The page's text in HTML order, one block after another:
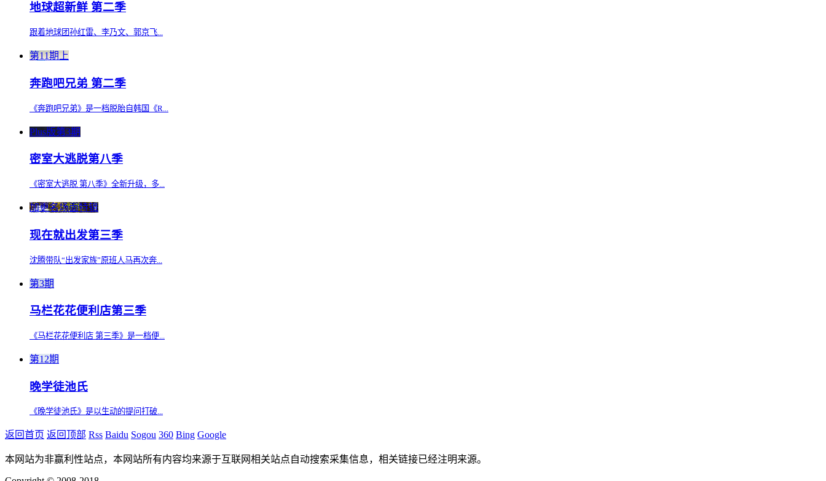
地球超新鲜 第二季
跟着地球团孙红雷、李乃文、郭京飞...
第11期上
奔跑吧兄弟 第二季
《奔跑吧兄弟》是一档脱胎自韩国《R...
Plus版第3期
密室大逃脱第八季
《密室大逃脱 第八季》全新升级，多...
加更名场面特辑
现在就出发第三季
沈腾带队“出发家族”原班人马再次奔...
第3期
马栏花花便利店第三季
《马栏花花便利店 第三季》是一档便...
第12期
晚学徒池氏
《晚学徒池氏》是以生动的提问打破...
返回首页 返回顶部 Rss Baidu Sogou 360 Bing Google
本网站为非赢利性站点，本网站所有内容均来源于互联网相关站点自动搜索采集信息，相关链接已经注明来源。